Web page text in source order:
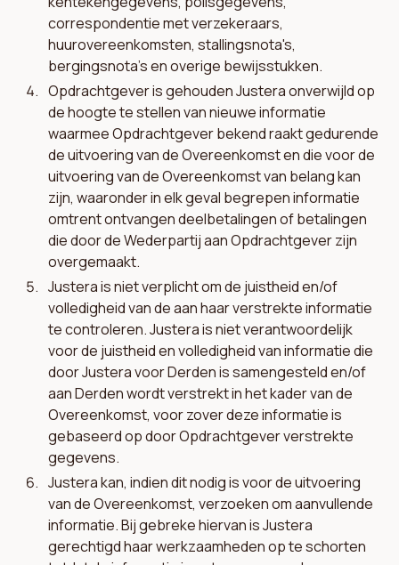
correspondentie met verzekeraars,
huurovereenkomsten, stallingsnota's,
bergingsnota's en overige bewijsstukken.
Opdrachtgever is gehouden Justera onverwijld op
de hoogte te stellen van nieuwe informatie
waarmee Opdrachtgever bekend raakt gedurende
de uitvoering van de Overeenkomst en die voor de
uitvoering van de Overeenkomst van belang kan
zijn, waaronder in elk geval begrepen informatie
omtrent ontvangen deelbetalingen of betalingen
die door de Wederpartij aan Opdrachtgever zijn
overgemaakt.
Justera is niet verplicht om de juistheid en/of
volledigheid van de aan haar verstrekte informatie
te controleren. Justera is niet verantwoordelijk
voor de juistheid en volledigheid van informatie die
door Justera voor Derden is samengesteld en/of
aan Derden wordt verstrekt in het kader van de
Overeenkomst, voor zover deze informatie is
gebaseerd op door Opdrachtgever verstrekte
gegevens.
Justera kan, indien dit nodig is voor de uitvoering
van de Overeenkomst, verzoeken om aanvullende
informatie. Bij gebreke hiervan is Justera
gerechtigd haar werkzaamheden op te schorten